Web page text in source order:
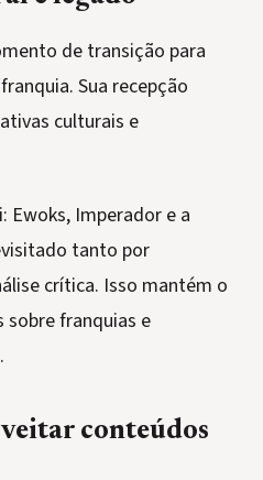
de transição para
Sua recepção
culturais e
Ewoks, Imperador e a
tanto por
crítica. Isso mantém o
sobre franquias e
conteúdos